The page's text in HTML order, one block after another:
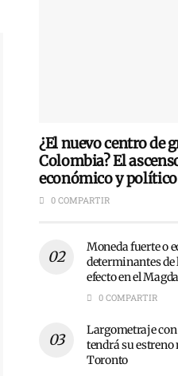
¿El nuevo centro de
Colombia? El
económico y
0 COMPARTIR
Moneda fuerte o
determinantes de
efecto en el
0 COMPARTIR
Largometraje
tendrá su
Toronto